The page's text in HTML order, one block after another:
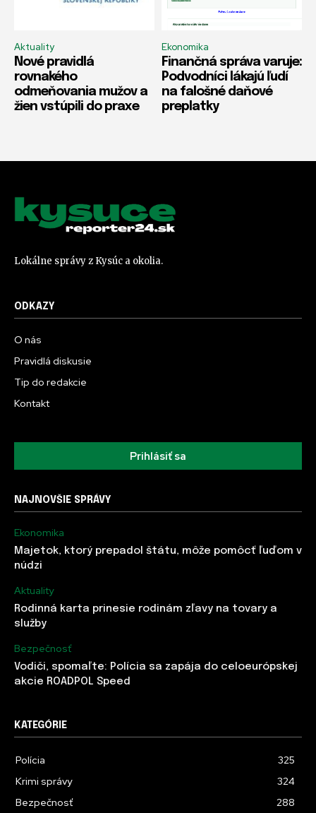
Aktuality
Nové pravidlá
rovnakého
odmeňovania mužov a
žien vstúpili do praxe
Ekonomika
Finančná správa varuje:
Podvodníci lákajú ľudí
na falošné daňové
preplatky
Lokálne správy z Kysúc a okolia.
ODKAZY
O nás
Pravidlá diskusie
Tip do redakcie
Kontakt
Prihlásiť sa
NAJNOVŠIE SPRÁVY
Ekonomika
Majetok, ktorý prepadol štátu, môže pomôcť ľuďom v
núdzi
Aktuality
Rodinná karta prinesie rodinám zľavy na tovary a
služby
Bezpečnosť
Vodiči, spomaľte: Polícia sa zapája do celoeurópskej
akcie ROADPOL Speed
KATEGÓRIE
Polícia
325
Krimi správy
324
Bezpečnosť
288